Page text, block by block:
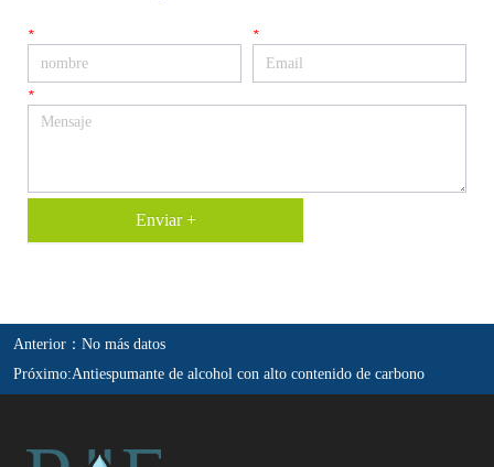
* *
*
Enviar +
Anterior：No más datos
Próximo:Antiespumante de alcohol con alto contenido de carbono